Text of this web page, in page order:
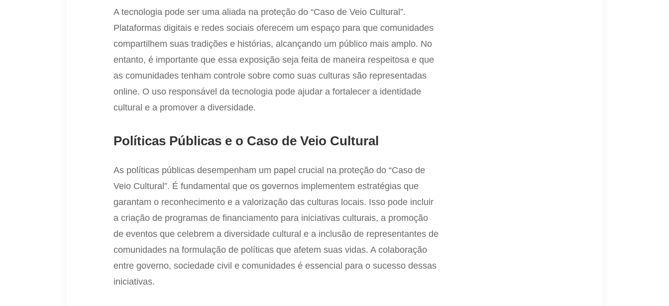
A tecnologia pode ser uma aliada na proteção do “Caso de Veio Cultural”.
Plataformas digitais e redes sociais oferecem um espaço para que comunidades
compartilhem suas tradições e histórias, alcançando um público mais amplo. No
entanto, é importante que essa exposição seja feita de maneira respeitosa e que
as comunidades tenham controle sobre como suas culturas são representadas
online. O uso responsável da tecnologia pode ajudar a fortalecer a identidade
cultural e a promover a diversidade.
Políticas Públicas e o Caso de Veio Cultural
As políticas públicas desempenham um papel crucial na proteção do “Caso de
Veio Cultural”. É fundamental que os governos implementem estratégias que
garantam o reconhecimento e a valorização das culturas locais. Isso pode incluir
a criação de programas de financiamento para iniciativas culturais, a promoção
de eventos que celebrem a diversidade cultural e a inclusão de representantes de
comunidades na formulação de políticas que afetem suas vidas. A colaboração
entre governo, sociedade civil e comunidades é essencial para o sucesso dessas
iniciativas.